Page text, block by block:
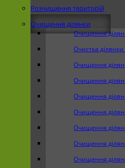
Розчищення територій
Очищення ділянки
Очищення
Очистка ділянки
Очищення
Очищення
Очищення
Очищення
Очищення
Очищення
Очищення